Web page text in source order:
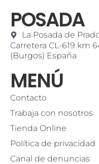
POSADA
La Posada de
Carretera CL-619 km
(Burgos) España
MENÚ
Contacto
Trabaja con nosotros
Tienda Online
Política de privacidad
Canal de denuncias